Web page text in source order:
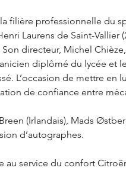
filière professionnelle du
Laurens de Saint-
directeur, Michel
diplômé du lycée et
L’occasion de mettre
de confiance entre
(Irlandais), Mads
d’autographes.
au service du confort